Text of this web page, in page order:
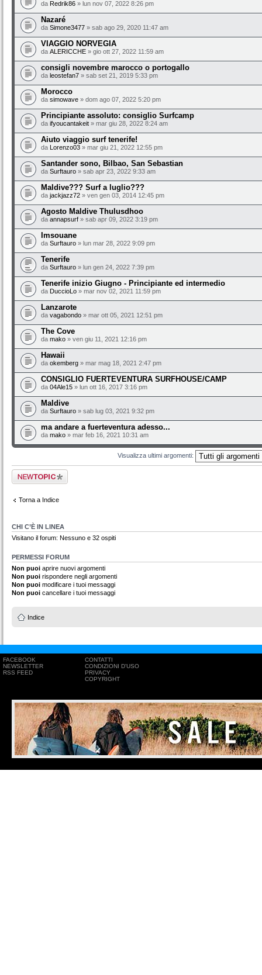
da Redrik86 » lun nov 07, 2022 8:26 pm
Nazaré
da Simone3477 » sab ago 29, 2020 11:47 am
VIAGGIO NORVEGIA
da ALERICCHE » gio ott 27, 2022 11:59 am
consigli novembre marocco o portogallo
da leostefan7 » sab set 21, 2019 5:33 pm
Morocco
da simowave » dom ago 07, 2022 5:20 pm
Principiante assoluto: consiglio Surfcamp
da ifyoucantakeit » mar giu 28, 2022 8:24 am
Aiuto viaggio surf tenerife!
da Lorenzo03 » mar giu 21, 2022 12:55 pm
Santander sono, Bilbao, San Sebastian
da Surftauro » sab apr 23, 2022 9:33 am
Maldive??? Surf a luglio???
da jackjazz72 » ven gen 03, 2014 12:45 pm
Agosto Maldive Thulusdhoo
da annapsurf » sab apr 09, 2022 3:19 pm
Imsouane
da Surftauro » lun mar 28, 2022 9:09 pm
Tenerife
da Surftauro » lun gen 24, 2022 7:39 pm
Tenerife inizio Giugno - Principiante ed intermedio
da DuccioLo » mar nov 02, 2021 11:59 pm
Lanzarote
da vagabondo » mar ott 05, 2021 12:51 pm
The Cove
da mako » ven giu 11, 2021 12:16 pm
Hawaii
da okemberg » mar mag 18, 2021 2:47 pm
CONSIGLIO FUERTEVENTURA SURFHOUSE/CAMP
da 04Ale15 » lun ott 16, 2017 3:16 pm
Maldive
da Surftauro » sab lug 03, 2021 9:32 pm
ma andare a fuerteventura adesso...
da mako » mar feb 16, 2021 10:31 am
Visualizza ultimi argomenti:
Scrivi un nuovo
argomento
Torna a Indice
CHI C’È IN LINEA
Visitano il forum: Nessuno e 32 ospiti
PERMESSI FORUM
Non puoi aprire nuovi argomenti
Non puoi rispondere negli argomenti
Non puoi modificare i tuoi messaggi
Non puoi cancellare i tuoi messaggi
Indice
FACEBOOK
NEWSLETTER
RSS FEED
CONTATTI
CONDIZIONI D'USO
PRIVACY
COPYRIGHT